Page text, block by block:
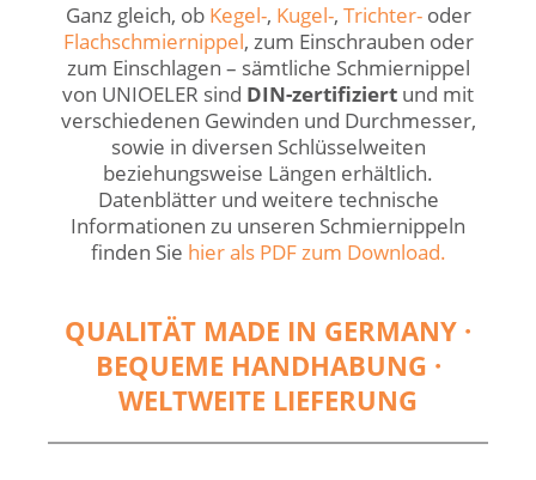
Ganz gleich, ob Kegel-, Kugel-, Trichter-oder
Flachschmiernippel, zum Einschrauben oder
zum Einschlagen – sämtliche Schmiernippel
von UNIOELER sind DIN-zertifiziert und mit
verschiedenen Gewinden und Durchmesser,
sowie in diversen Schlüsselweiten
beziehungsweise Längen erhältlich.
Datenblätter und weitere technische
Informationen zu unseren Schmiernippeln
finden Sie hier als PDF zum Download.
QUALITÄT MADE IN GERMANY ·
BEQUEME HANDHABUNG ·
WELTWEITE LIEFERUNG